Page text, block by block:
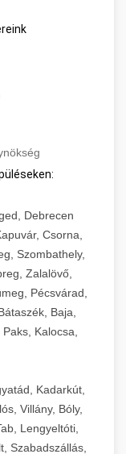
Debrecen
Csorna,
Szombathely,
Zalalövő,
Pécsvárad,
Baja,
Kalocsa,
Kadarkút,
Villány, Bóly,
Lengyeltóti,
Szabadszállás,